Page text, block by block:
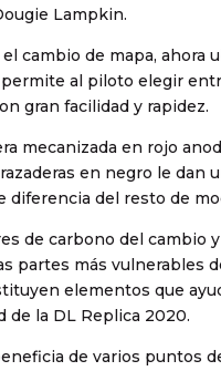
Lampkin.
cambio de mapa, ahora
al piloto elegir
gran facilidad y rapidez.
mecanizada en rojo
en negro le dan
diferencia del resto de
de carbono del cambio
partes más vulnerables
elementos que
de la DL Replica 2020.
de varios puntos